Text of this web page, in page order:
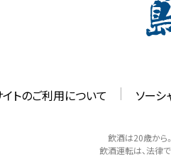
イトのご利用について ソーシ
飲酒は20歳から
飲酒運転は、法律